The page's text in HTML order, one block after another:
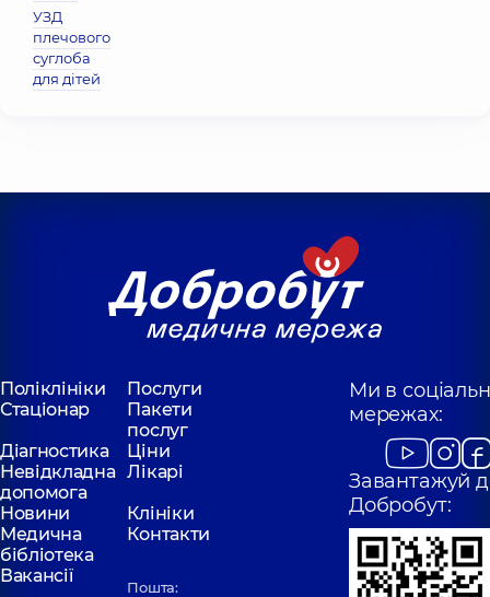
УЗД
плечового
суглоба
для дітей
Поліклініки
Послуги
Стаціонар
Пакети
послуг
Діагностика
Ціни
Невідкладна
допомога
Лікарі
Новини
Клініки
Медична
бібліотека
Контакти
Вакансії
Пошта:
Ми в
мережах:
Завантажуй
Добробут: